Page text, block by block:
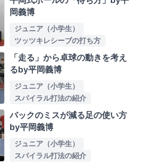
岡義博
ジュニア（小学生）
ツッツキレシーブの打ち方
「走る」から卓球の動きを考え
るby平岡義博
ジュニア（小学生）
スパイラル打法の紹介
バックのミスが減る足の使い方
by平岡義博
ジュニア（小学生）
スパイラル打法の紹介